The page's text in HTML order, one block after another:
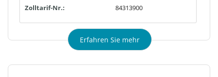
Zolltarif-Nr.: 84313900
Erfahren Sie mehr